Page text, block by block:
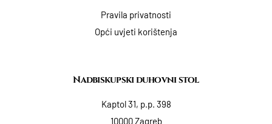
Pravila privatnosti
Opći uvjeti korištenja
Nadbiskupski duhovni stol
Kaptol 31, p.p. 398
10000 Zagreb